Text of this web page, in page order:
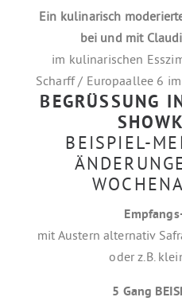
Ein kulinarisch
bei und mit
im kulinarischen
Scharff / Europaallee 6
BEGRÜSSUNG
BEISPIEL-
mit Austern alternativ
oder z.B.
5 Gang